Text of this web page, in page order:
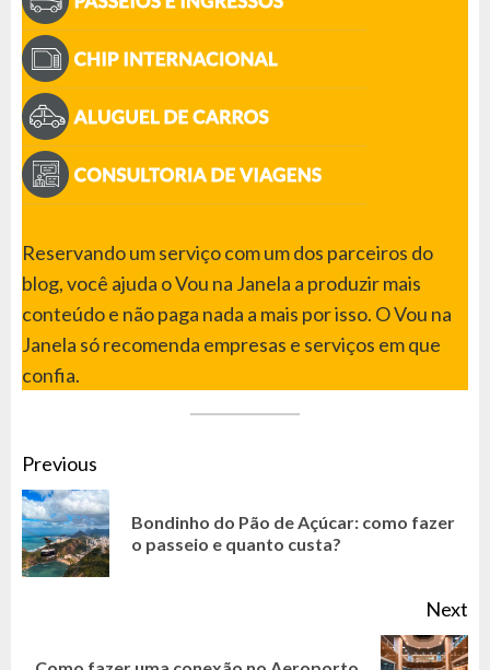
Reservando um serviço com um dos parceiros do
blog, você ajuda o Vou na Janela a produzir mais
conteúdo e não paga nada a mais por isso. O Vou na
Janela só recomenda empresas e serviços em que
confia.
CONTINUE
READING
Previous
Bondinho do Pão de Açúcar: como fazer
o passeio e quanto custa?
Next